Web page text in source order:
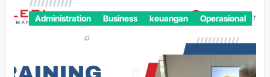
Administration Business keuangan Operasional